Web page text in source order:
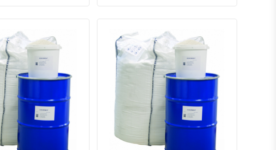
Быстрый просмотрДобавить к сравнениюДобавить в избранное Быстрый просмотрДобавить к сравнениюДобавить в избранное